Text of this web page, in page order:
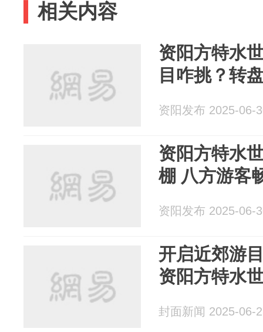
相关内容
资阳方特水
目咋挑？转
资阳发布 2025-06-
资阳方特水
棚 八方游客
资阳发布 2025-06-
开启近郊游
资阳方特水
封面新闻 2025-06-